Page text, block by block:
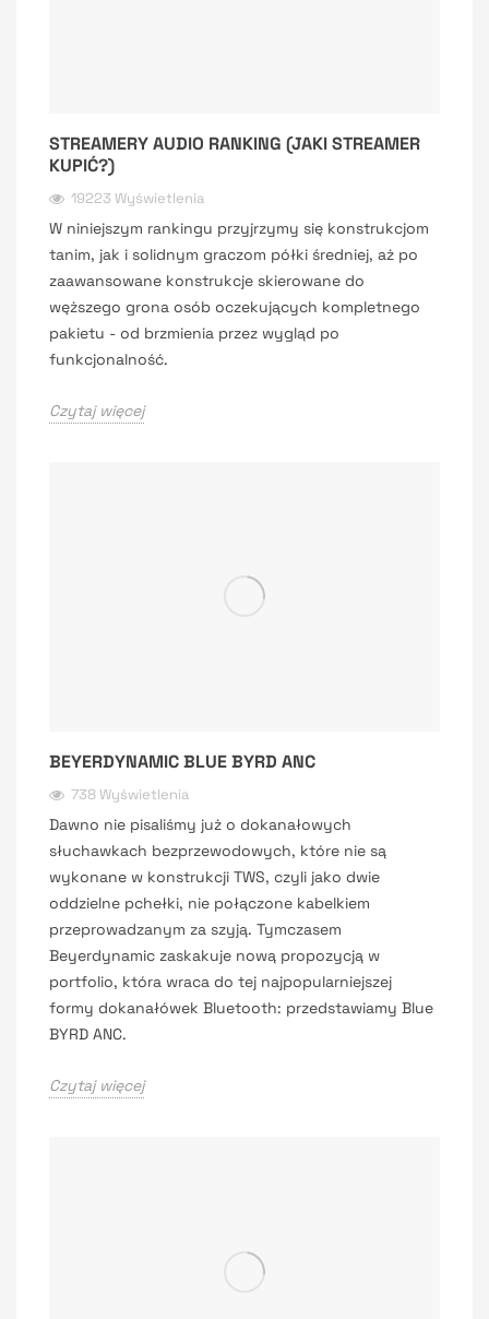
STREAMERY AUDIO RANKING (JAKI STREAMER
KUPIĆ?)
19223 Wyświetlenia
W niniejszym rankingu przyjrzymy się konstrukcjom
tanim, jak i solidnym graczom półki średniej, aż po
zaawansowane konstrukcje skierowane do
węższego grona osób oczekujących kompletnego
pakietu - od brzmienia przez wygląd po
funkcjonalność.
Czytaj więcej
BEYERDYNAMIC BLUE BYRD ANC
738 Wyświetlenia
Dawno nie pisaliśmy już o dokanałowych
słuchawkach bezprzewodowych, które nie są
wykonane w konstrukcji TWS, czyli jako dwie
oddzielne pchełki, nie połączone kabelkiem
przeprowadzanym za szyją. Tymczasem
Beyerdynamic zaskakuje nową propozycją w
portfolio, która wraca do tej najpopularniejszej
formy dokanałówek Bluetooth: przedstawiamy Blue
BYRD ANC.
Czytaj więcej